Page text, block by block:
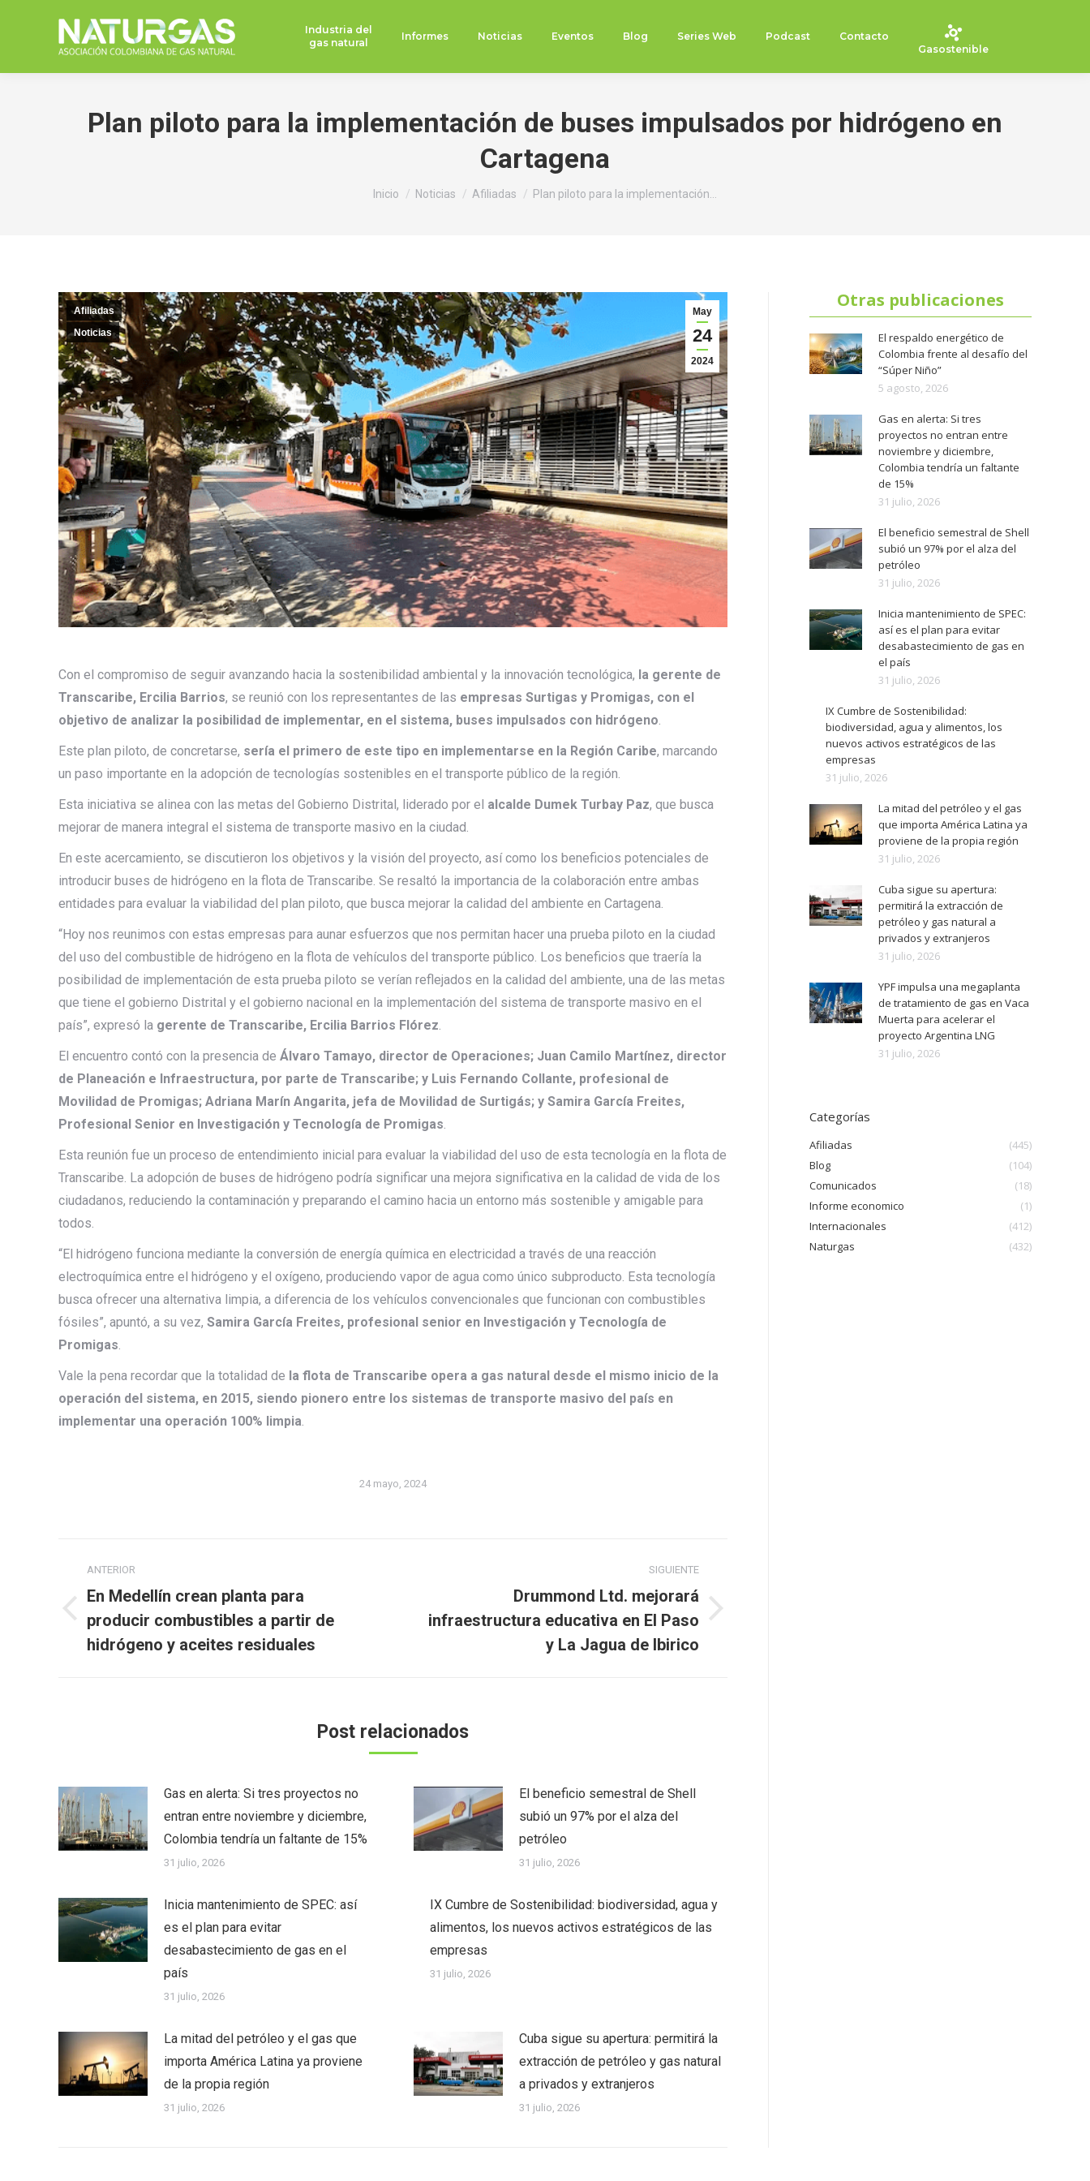
Industria del
gas natural
Informes Noticias Eventos Blog Series Web Podcast
Contacto
Gasostenible
Plan piloto para la implementación de buses impulsados por hidrógeno en
Cartagena
Estás aquí:
Inicio Noticias Afiliadas Plan piloto para la implementación…
May
24
2024
Afiliadas
Noticias
Con el compromiso de seguir avanzando hacia la sostenibilidad ambiental y la innovación tecnológica, la gerente de
Transcaribe, Ercilia Barrios, se reunió con los representantes de las empresas Surtigas y Promigas, con el
objetivo de analizar la posibilidad de implementar, en el sistema, buses impulsados con hidrógeno
Este plan piloto, de concretarse, sería el primero de este tipo en implementarse en la Región Caribe, marcando
un paso importante en la adopción de tecnologías sostenibles en el transporte público de la región.
Esta iniciativa se alinea con las metas del Gobierno Distrital, liderado por el alcalde Dumek Turbay Paz, que busca
mejorar de manera integral el sistema de transporte masivo en la ciudad.
En este acercamiento, se discutieron los objetivos y la visión del proyecto, así como los beneficios potenciales de
introducir buses de hidrógeno en la flota de Transcaribe. Se resaltó la importancia de la colaboración entre ambas
entidades para evaluar la viabilidad del plan piloto, que busca mejorar la calidad del ambiente en Cartagena.
“Hoy nos reunimos con estas empresas para aunar esfuerzos que nos permitan hacer una prueba piloto en la ciudad
del uso del combustible de hidrógeno en la flota de vehículos del transporte público. Los beneficios que traería la
posibilidad de implementación de esta prueba piloto se verían reflejados en la calidad del ambiente, una de las metas
que tiene el gobierno Distrital y el gobierno nacional en la implementación del sistema de transporte masivo en el
país”, expresó la gerente de Transcaribe, Ercilia Barrios Flórez
El encuentro contó con la presencia de Álvaro Tamayo, director de Operaciones; Juan Camilo Martínez, director
de Planeación e Infraestructura, por parte de Transcaribe; y Luis Fernando Collante, profesional de
Movilidad de Promigas; Adriana Marín Angarita, jefa de Movilidad de Surtigás; y Samira García Freites,
Profesional Senior en Investigación y Tecnología de Promigas
Esta reunión fue un proceso de entendimiento inicial para evaluar la viabilidad del uso de esta tecnología en la flota de
Transcaribe. La adopción de buses de hidrógeno podría significar una mejora significativa en la calidad de vida de los
ciudadanos, reduciendo la contaminación y preparando el camino hacia un entorno más sostenible y amigable para
todos.
“El hidrógeno funciona mediante la conversión de energía química en electricidad a través de una reacción
electroquímica entre el hidrógeno y el oxígeno, produciendo vapor de agua como único subproducto. Esta tecnología
busca ofrecer una alternativa limpia, a diferencia de los vehículos convencionales que funcionan con combustibles
fósiles”, apuntó, a su vez, Samira García Freites, profesional senior en Investigación y Tecnología de
Promigas
Vale la pena recordar que la totalidad de la flota de Transcaribe opera a gas natural desde el mismo inicio de la
operación del sistema, en 2015, siendo pionero entre los sistemas de transporte masivo del país en
implementar una operación 100% limpia
24 mayo, 2024
entre
publicaciones
ANTERIOR
Publicación
anterior:
En Medellín crean planta para
producir combustibles a partir de
hidrógeno y aceites residuales
SIGUIENTE
Publicación
Drummond Ltd. mejorará
infraestructura educativa en El Paso
y La Jagua de Ibirico
Post relacionados
Gas en alerta: Si tres proyectos no
entran entre noviembre y diciembre,
Colombia tendría un faltante de 15%
31 julio, 2026
El beneficio semestral de Shell
subió un 97% por el alza del
petróleo
31 julio, 2026
Inicia mantenimiento de SPEC: así
es el plan para evitar
desabastecimiento de gas en el
país
31 julio, 2026
IX Cumbre de Sostenibilidad: biodiversidad, agua y
alimentos, los nuevos activos estratégicos de las
empresas
31 julio, 2026
La mitad del petróleo y el gas que
importa América Latina ya proviene
de la propia región
31 julio, 2026
Cuba sigue su apertura: permitirá la
extracción de petróleo y gas natural
a privados y extranjeros
31 julio, 2026
Otras publicaciones
El respaldo energético de
Colombia frente al desafío del
“Súper Niño”
5 agosto, 2026
Gas en alerta: Si tres
proyectos no entran entre
noviembre y diciembre,
Colombia tendría un faltante
de 15%
31 julio, 2026
El beneficio semestral de Shell
subió un 97% por el alza del
petróleo
31 julio, 2026
Inicia mantenimiento de SPEC:
así es el plan para evitar
desabastecimiento de gas en
el país
31 julio, 2026
IX Cumbre de Sostenibilidad:
biodiversidad, agua y alimentos, los
nuevos activos estratégicos de las
empresas
31 julio, 2026
La mitad del petróleo y el gas
que importa América Latina ya
proviene de la propia región
31 julio, 2026
Cuba sigue su apertura:
permitirá la extracción de
petróleo y gas natural a
privados y extranjeros
31 julio, 2026
YPF impulsa una megaplanta
de tratamiento de gas en Vaca
Muerta para acelerar el
proyecto Argentina LNG
31 julio, 2026
Categorías
Afiliadas
(445)
Blog
(104)
Comunicados
(18)
Informe economico
(1)
Internacionales
(412)
Naturgas
(432)